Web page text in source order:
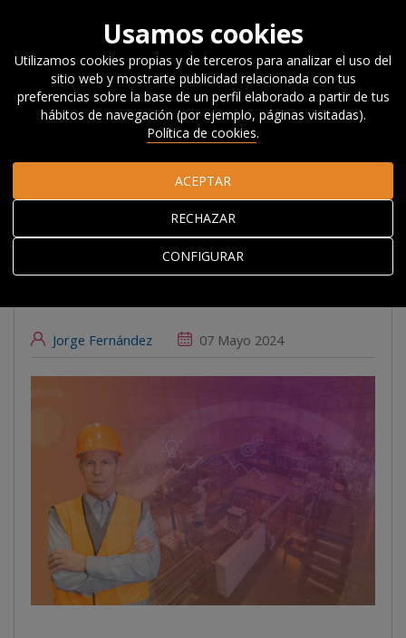
Actualidad
Noticias, Eventos y
Blog
#Beyondcompetitiveness
Fiscalidad de la electricidad
y competitividad industrial
Fiscalidad de la
electricidad y
competitividad
Jorge Fernández 07 Mayo 2024
Usamos cookies
Utilizamos cookies propias y de terceros para analizar el uso del
sitio web y mostrarte publicidad relacionada con tus
preferencias sobre la base de un perfil elaborado a partir de tus
hábitos de navegación (por ejemplo, páginas visitadas).
Política de cookies.
CONFIGURAR
RECHAZAR
ACEPTAR